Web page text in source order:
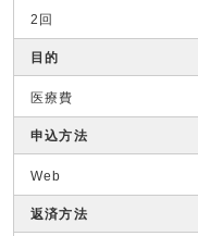
2回
目的
医療費
申込方法
Web
返済方法